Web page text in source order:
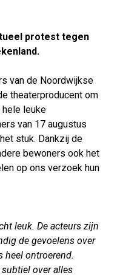
protest tegen
van de Noordwijkse
theaterproducent om
leuke
van 17 augustus
stuk. Dankzij de
bewoners ook het
op ons verzoek hun
leuk. De acteurs zijn
de gevoelens over
heel ontroerend.
over alles